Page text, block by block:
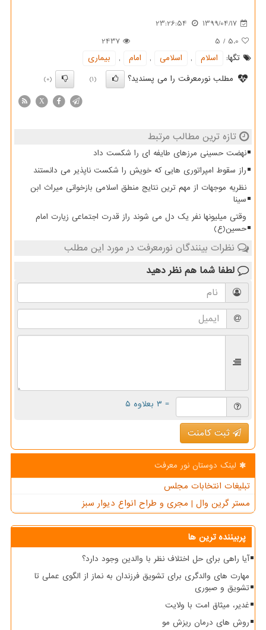
1399/04/17
23:26:54
5.0
/
5
2437
تگها:
اسلام , اسلامی , امام ,
بیماری
مطلب نورمعرفت را می پسندید؟
(1)
(0)
X
تازه ترین مطالب مرتبط
نهضت حسینی مرزهای طایفه ای را شکست داد
راز سقوط امپراتوری هایی که خویش را شکست ناپذیر می دانستند
نظریه موجهات از مهم ترین نتایج منطق اسلامی بازخوانی میراث ابن
سینا
وقتی میلیونها نفر یک دل می شوند راز قدرت اجتماعی زیارت امام
حسین(ع)
نظرات بینندگان نورمعرفت در مورد این مطلب
لطفا شما هم نظر دهید
= ۳ بعلاوه ۵
ثبت کامنت
لینک دوستان نور معرفت
تبلیغات انتخابات مجلس
مستر گرین وال | مجری و طراح انواع دیوار سبز
پربیننده ترین ها
آیا راهی برای حل اختلاف نظر با والدین وجود دارد؟
مهارت های والدگری برای تشویق فرزندان به نماز از الگوی عملی تا
تشویق و صبوری
غدیر، میثاق امت با ولایت
روش های درمان ریزش مو